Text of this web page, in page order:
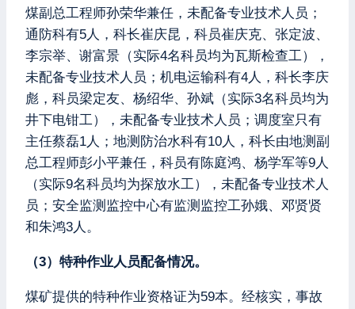
煤副总工程师孙荣华兼任，未配备专业技术人员；
通防科有5人，科长崔庆昆，科员崔庆克、张定波、
李宗举、谢富景（实际4名科员均为瓦斯检查工），
未配备专业技术人员；机电运输科有4人，科长李庆
彪，科员梁定友、杨绍华、孙斌（实际3名科员均为
井下电钳工），未配备专业技术人员；调度室只有
主任蔡磊1人；地测防治水科有10人，科长由地测副
总工程师彭小平兼任，科员有陈庭鸿、杨学军等9人
（实际9名科员均为探放水工），未配备专业技术人
员；安全监测监控中心有监测监控工孙娥、邓贤贤
和朱鸿3人。
（3）特种作业人员配备情况。
煤矿提供的特种作业资格证为59本。经核实，事故